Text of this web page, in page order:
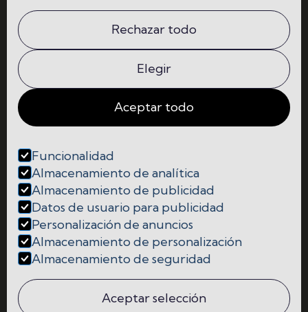
La escuela
Programas
Contacto
Política de Privacidad y Protección de Datos
Cookies
  
Rechazar todo
Elegir
Aceptar todo
Funcionalidad
Almacenamiento de analítica
Almacenamiento de publicidad
Datos de usuario para publicidad
Personalización de anuncios
Almacenamiento de personalización
Almacenamiento de seguridad
Aceptar selección